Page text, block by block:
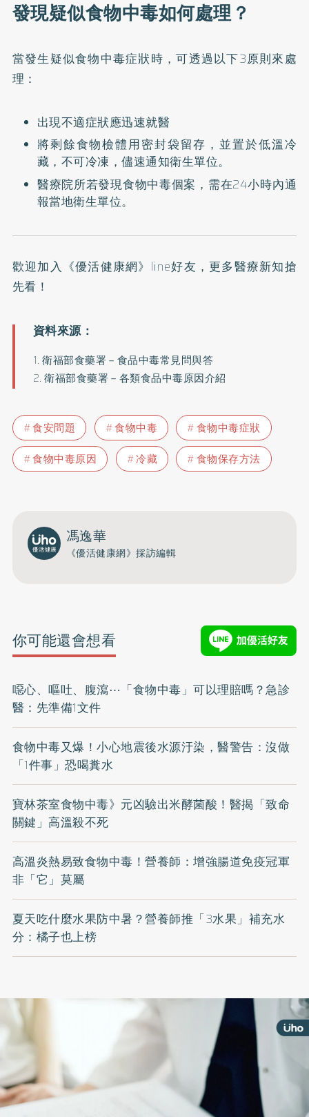
發現疑似食物中毒如何處理？
當發生疑似食物中毒症狀時，可透過以下3原則來處
理：
出現不適症狀應迅速就醫
將剩餘食物檢體用密封袋留存，並置於低溫冷
藏，不可冷凍，儘速通知衛生單位。
醫療院所若發現食物中毒個案，需在24小時內通
報當地衛生單位。
歡迎加入 《優活健康網》line好友 ，更多醫療新知搶
先看！
1.衛福部食藥署－食品中毒常見問與答
2.衛福部食藥署－各類食品中毒原因介紹
食安問題 食物中毒
食物中毒症狀
食物中毒原因
冷藏 食物保存方法
馮逸華
《優活健康網》採訪編輯
你可能還會想看
噁心、嘔吐、腹瀉⋯「食物中毒」可以理賠嗎？急診
醫：先準備1文件
食物中毒又爆！小心地震後水源汙染，醫警告：沒做
「1件事」恐喝糞水
寶林茶室食物中毒》元凶驗出米酵菌酸！醫揭「致命
關鍵」高溫殺不死
高溫炎熱易致食物中毒！營養師：增強腸道免疫冠軍
非「它」莫屬
夏天吃什麼水果防中暑？營養師推「3水果」補充水
分：橘子也上榜